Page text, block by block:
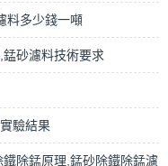
料多少錢一噸
砂濾料技術要求
驗結果
除錳原理,錳砂除鐵除錳濾